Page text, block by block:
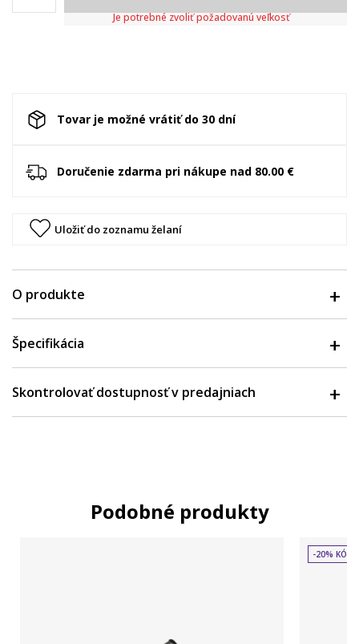
Je potrebné zvoliť požadovanú veľkosť
Tovar je možné vrátiť do 30 dní
Doručenie zdarma pri nákupe nad 80.00 €
Uložiť do zoznamu želaní
O produkte
Špecifikácia
Skontrolovať dostupnosť v predajniach
Podobné produkty
-20% KÓD: